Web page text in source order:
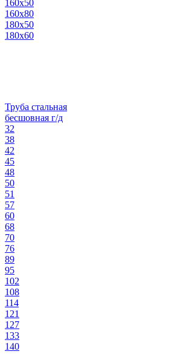
160х50
160х80
180х50
180х60
Труба стальная
бесшовная г/д
32
38
42
45
48
50
51
57
60
68
70
76
89
95
102
108
114
121
127
133
140